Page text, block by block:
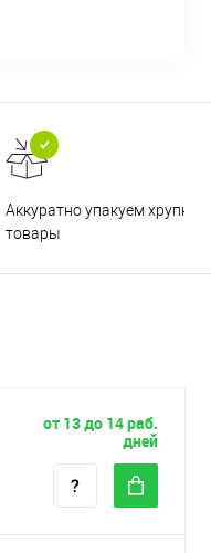
Аккуратно упакуем хрупкие
товары
от 13 до 14 раб.
дней